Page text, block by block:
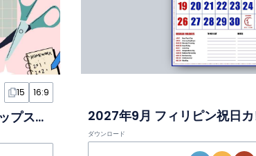
15 16:9
授業向けアニメーション・マインドマップスライド 2027年9月 フィリピン祝日
ダウンロード